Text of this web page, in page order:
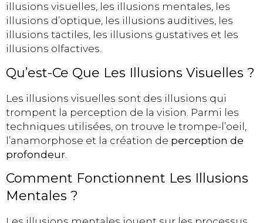
illusions visuelles, les illusions mentales, les
illusions d’optique, les illusions auditives, les
illusions tactiles, les illusions gustatives et les
illusions olfactives.
Qu’est-Ce Que Les Illusions Visuelles ?
Les illusions visuelles sont des illusions qui
trompent la perception de la vision. Parmi les
techniques utilisées, on trouve le trompe-l’oeil,
l’anamorphose et la création de perception de
profondeur
Comment Fonctionnent Les Illusions
Mentales ?